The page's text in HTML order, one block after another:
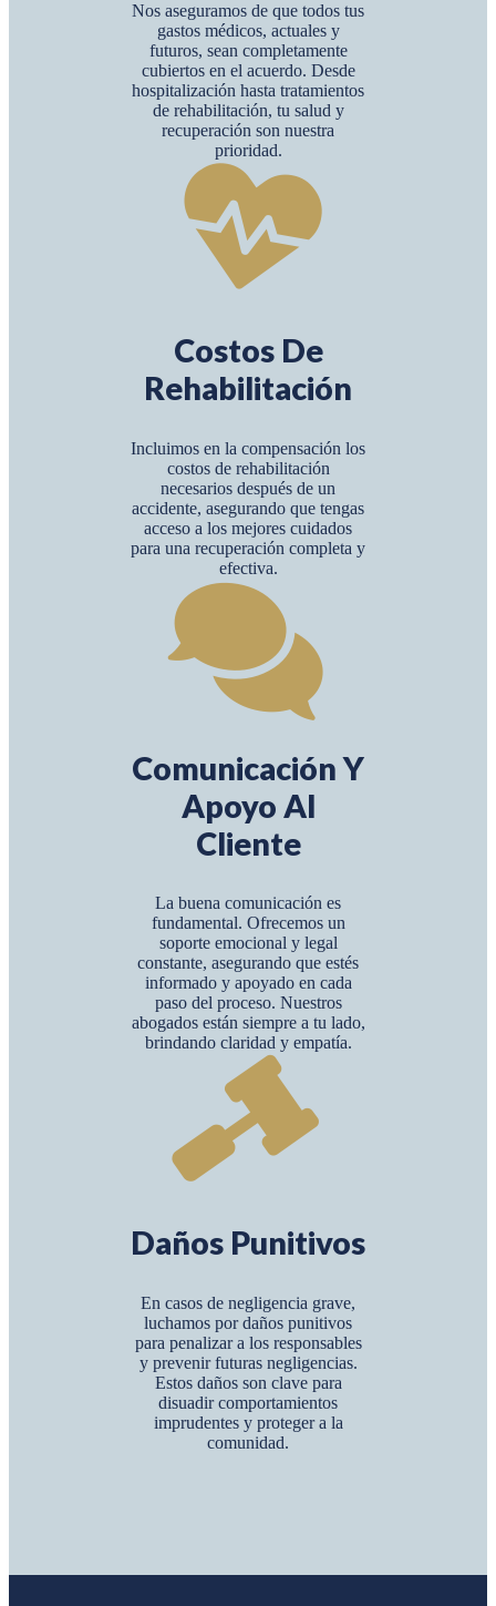
Nos aseguramos de que todos tus
gastos médicos, actuales y
futuros, sean completamente
cubiertos en el acuerdo. Desde
hospitalización hasta tratamientos
de rehabilitación, tu salud y
recuperación son nuestra
prioridad.
Costos De
Rehabilitación
Incluimos en la compensación los
costos de rehabilitación
necesarios después de un
accidente, asegurando que tengas
acceso a los mejores cuidados
para una recuperación completa y
efectiva.
Comunicación Y
Apoyo Al
Cliente
La buena comunicación es
fundamental. Ofrecemos un
soporte emocional y legal
constante, asegurando que estés
informado y apoyado en cada
paso del proceso. Nuestros
abogados están siempre a tu lado,
brindando claridad y empatía.
Daños Punitivos
En casos de negligencia grave,
luchamos por daños punitivos
para penalizar a los responsables
y prevenir futuras negligencias.
Estos daños son clave para
disuadir comportamientos
imprudentes y proteger a la
comunidad.